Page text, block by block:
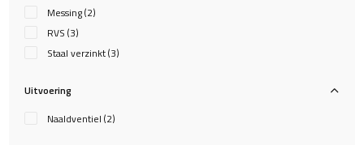
Messing(2)
RVS (3)
Staal verzinkt(3)
Uitvoering
Naaldventiel (2)